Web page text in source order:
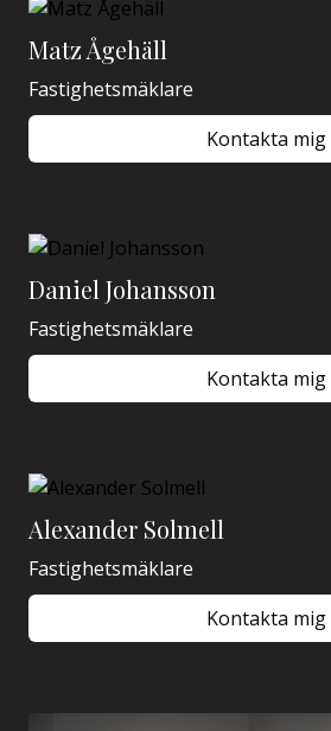
Matz Ågehäll
Fastighetsmäklare
Kontakta mig
Daniel Johansson
Fastighetsmäklare
Kontakta mig
Alexander Solmell
Fastighetsmäklare
Kontakta mig